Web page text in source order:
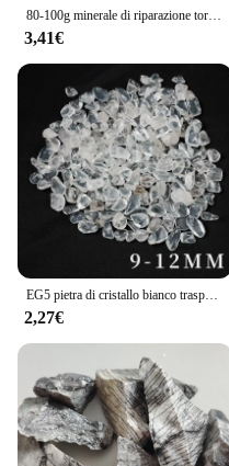
80-100g minerale di riparazione tormalina nera naturale tormalina può essere utilizzato per la decorazione domestica regalo fai da te
3,41€
EG5 pietra di cristallo bianco trasparente naturale punti di quarzo ghiaia Chakra guarigione cristalli di quarzo Reiki pietre naturali decorazioni per la casa
2,27€